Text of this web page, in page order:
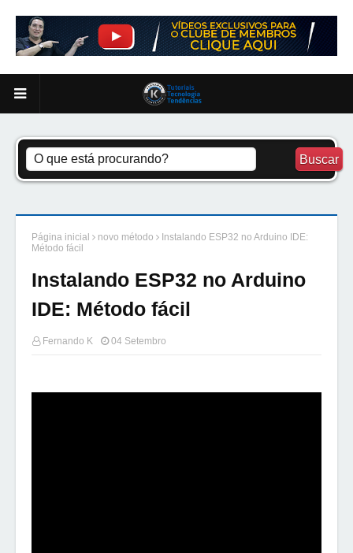
Página inicial novo método
Instalando ESP32 no Arduino IDE:
Método fácil
Instalando ESP32 no Arduino
IDE: Método fácil
Fernando K 04 Setembro